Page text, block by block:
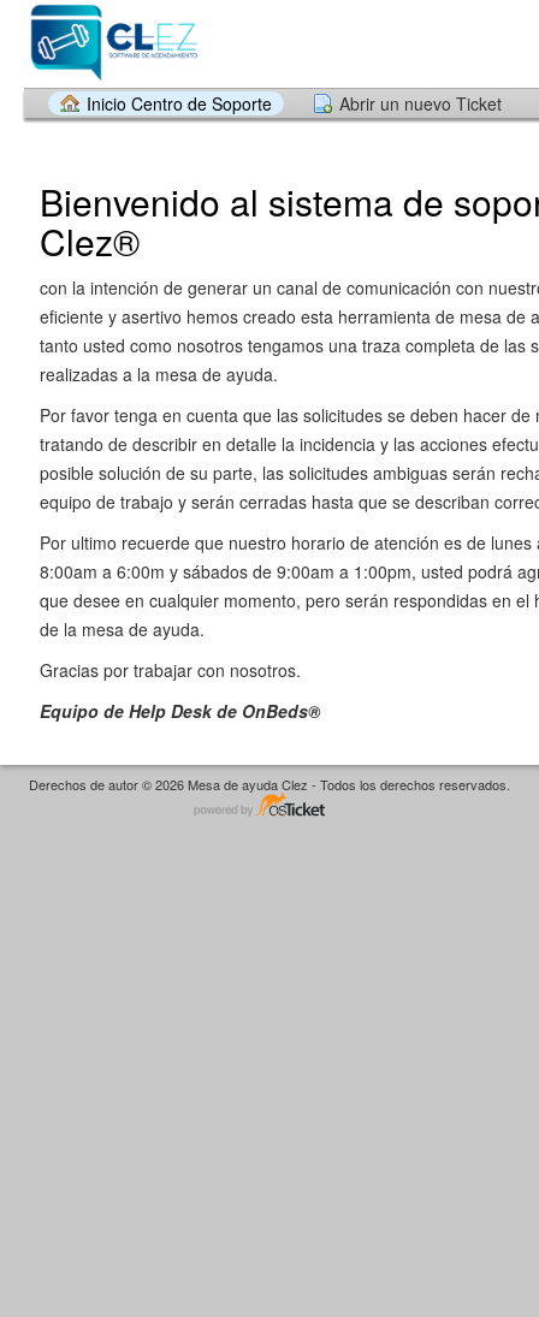
Inicio Centro de Soporte Abrir un nuevo Ticket
Bienvenido al sistema de
Clez®
con la intención de generar un canal de comunicación con
eficiente y asertivo hemos creado esta herramienta de mesa de
tanto usted como nosotros tengamos una traza completa de las
realizadas a la mesa de ayuda.
Por favor tenga en cuenta que las solicitudes se deben hacer
tratando de describir en detalle la incidencia y las acciones
posible solución de su parte, las solicitudes ambiguas serán
equipo de trabajo y serán cerradas hasta que se describan
Por ultimo recuerde que nuestro horario de atención es de lunes
8:00am a 6:00m y sábados de 9:00am a 1:00pm, usted podrá
que desee en cualquier momento, pero serán respondidas en el
de la mesa de ayuda.
Gracias por trabajar con nosotros.
Equipo de Help Desk de OnBeds®
Derechos de autor © 2026 Mesa de ayuda Clez - Todos los derechos reservados.